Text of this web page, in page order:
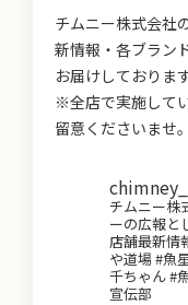
チムニー株式会社
新情報・各ブラン
お届けしております
※全店で実施して
留意くださいませ。
チムニー株
ーの広報と
店舗最新情
や道場 #魚
千ちゃん #
宣伝部